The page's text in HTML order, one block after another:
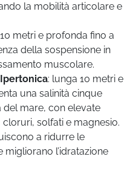
la mobilità articolare e
metri e profonda fino a
della sospensione in
muscolare.
: lunga 10 metri e
una salinità cinque
mare, con elevate
solfati e magnesio.
a ridurre le
migliorano l’idratazione